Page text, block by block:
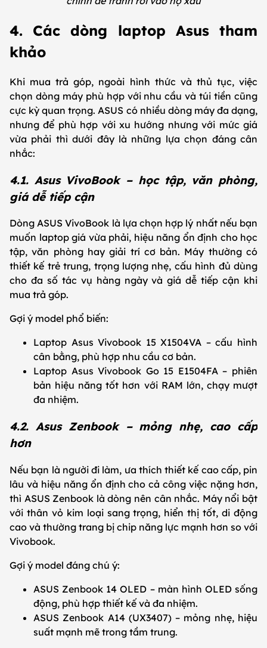
4. Các dòng laptop Asus tham
khảo
Khi mua trả góp, ngoài hình thức và thủ tục, việc
chọn dòng máy phù hợp với nhu cầu và túi tiền cũng
cực kỳ quan trọng. ASUS có nhiều dòng máy đa dạng,
nhưng để phù hợp với xu hướng nhưng với mức giá
vừa phải thì dưới đây là những lựa chọn đáng cân
nhắc:
4.1. Asus VivoBook – học tập, văn phòng,
giá dễ tiếp cận
Dòng ASUS VivoBook là lựa chọn hợp lý nhất nếu bạn
muốn laptop giá vừa phải, hiệu năng ổn định cho học
tập, văn phòng hay giải trí cơ bản. Máy thường có
thiết kế trẻ trung, trọng lượng nhẹ, cấu hình đủ dùng
cho đa số tác vụ hàng ngày và giá dễ tiếp cận khi
mua trả góp.
Gợi ý model phổ biến:
Laptop Asus Vivobook 15 X1504VA – cấu hình
cân bằng, phù hợp nhu cầu cơ bản.
Laptop Asus Vivobook Go 15 E1504FA – phiên
bản hiệu năng tốt hơn với RAM lớn, chạy mượt
đa nhiệm.
4.2. Asus Zenbook – mỏng nhẹ, cao cấp
hơn
Nếu bạn là người đi làm, ưa thích thiết kế cao cấp, pin
lâu và hiệu năng ổn định cho cả công việc nặng hơn,
thì ASUS Zenbook là dòng nên cân nhắc. Máy nổi bật
với thân vỏ kim loại sang trọng, hiển thị tốt, di động
cao và thường trang bị chip năng lực mạnh hơn so với
Vivobook.
Gợi ý model đáng chú ý:
ASUS Zenbook 14 OLED – màn hình OLED sống
động, phù hợp thiết kế và đa nhiệm.
ASUS Zenbook A14 (UX3407) – mỏng nhẹ, hiệu
suất mạnh mẽ trong tầm trung.